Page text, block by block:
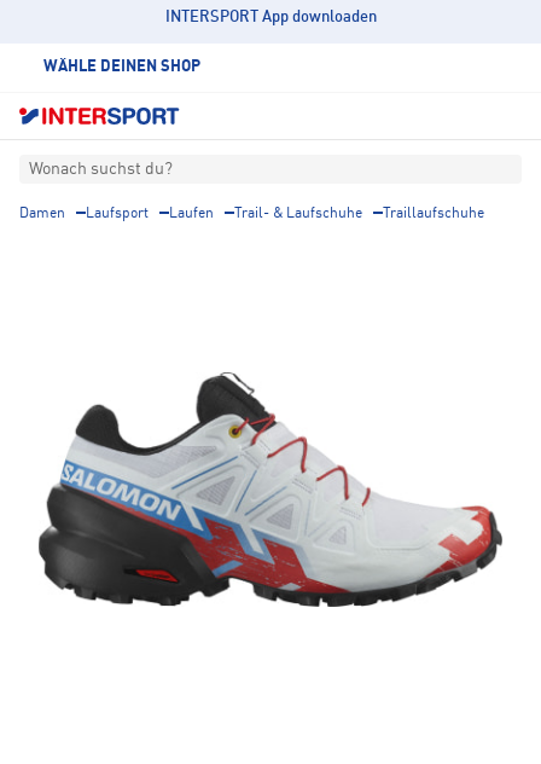
INTERSPORT App downloaden
WÄHLE DEINEN SHOP
Wonach suchst du?
Damen Laufsport Laufen Trail- & Laufschuhe Traillaufschuhe